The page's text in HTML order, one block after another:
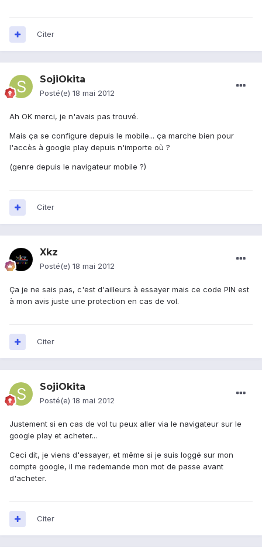
Citer
SojiOkita
Posté(e) 18 mai 2012
Ah OK merci, je n'avais pas trouvé.
Mais ça se configure depuis le mobile... ça marche bien pour
l'accès à google play depuis n'importe où ?
(genre depuis le navigateur mobile ?)
Citer
Xkz
Posté(e) 18 mai 2012
Ça je ne sais pas, c'est d'ailleurs à essayer mais ce code PIN est
à mon avis juste une protection en cas de vol.
Citer
SojiOkita
Posté(e) 18 mai 2012
Justement si en cas de vol tu peux aller via le navigateur sur le
google play et acheter...
Ceci dit, je viens d'essayer, et même si je suis loggé sur mon
compte google, il me redemande mon mot de passe avant
d'acheter.
Citer